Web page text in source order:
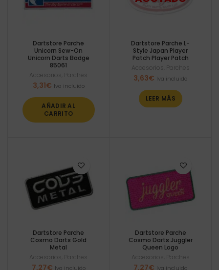
Dartstore Parche
Unicorn Sew-On
Unicorn Darts Badge
85061
Accesorios Parches
3,31€ Iva incluido
AÑADIR AL
CARRITO
Dartstore Parche L-
Style Japan Player
Patch Player Patch
Accesorios Parches
3,63€ Iva incluido
LEER MÁS
Dartstore Parche
Cosmo Darts Gold
Metal
Accesorios Parches
7,27€ Iva incluido
Dartstore Parche
Cosmo Darts Juggler
Queen Logo
Accesorios Parches
7,27€ Iva incluido